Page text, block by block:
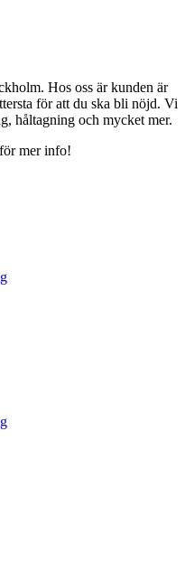
Hos oss är kunden är
för att du ska bli nöjd. Vi
håltagning och mycket mer.
mer info!